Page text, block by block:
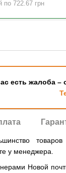
по 722.67 грн
есть жалоба –
у менеджера.
Новой